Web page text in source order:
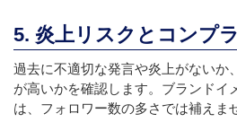
5. 炎上リスクとコンプ
過去に不適切な発言や炎上がないか
が高いかを確認します。ブランドイ
は、フォロワー数の多さでは補えま